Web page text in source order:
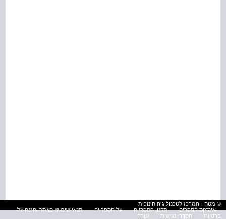
© מטח - המרכז לטכנולוגיה חינוכית
אינדקס הספרים
תקנון הספרייה על הספרייה
תנאי שימוש באתר והגנה על
פרטיות
הסדרי נגישות עזרה